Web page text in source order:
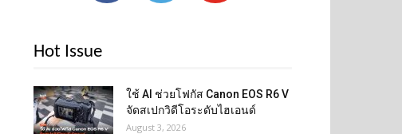
Hot Issue
ใช้ AI ช่วยโฟกัส Canon EOS R6 V
จัดสเปกวิดีโอระดับไฮเอนด์
August 3, 2026